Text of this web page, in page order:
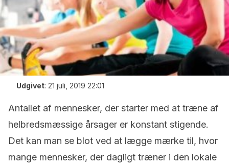
Udgivet: 21 juli, 2019 22:01
Antallet af mennesker, der starter med at træne af
helbredsmæssige årsager er konstant stigende.
Det kan man se blot ved at lægge mærke til, hvor
mange mennesker, der dagligt træner i den lokale